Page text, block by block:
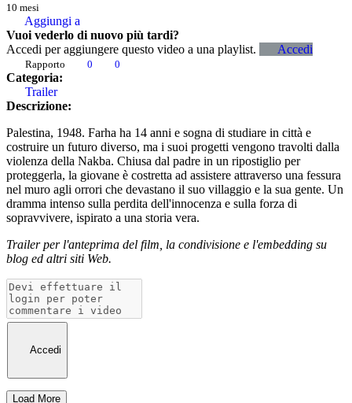
10 mesi
Aggiungi a
Vuoi vederlo di nuovo più tardi?
Accedi per aggiungere questo video a una playlist.
Accedi
Rapporto 0 0
Categoria:
Trailer
Descrizione:
Palestina, 1948. Farha ha 14 anni e sogna di studiare in città e
costruire un futuro diverso, ma i suoi progetti vengono travolti dalla
violenza della Nakba. Chiusa dal padre in un ripostiglio per
proteggerla, la giovane è costretta ad assistere attraverso una fessura
nel muro agli orrori che devastano il suo villaggio e la sua gente. Un
dramma intenso sulla perdita dell'innocenza e sulla forza di
sopravvivere, ispirato a una storia vera.
Trailer per l'anteprima del film, la condivisione e l'embedding su
blog ed altri siti Web.
Accedi
Load More